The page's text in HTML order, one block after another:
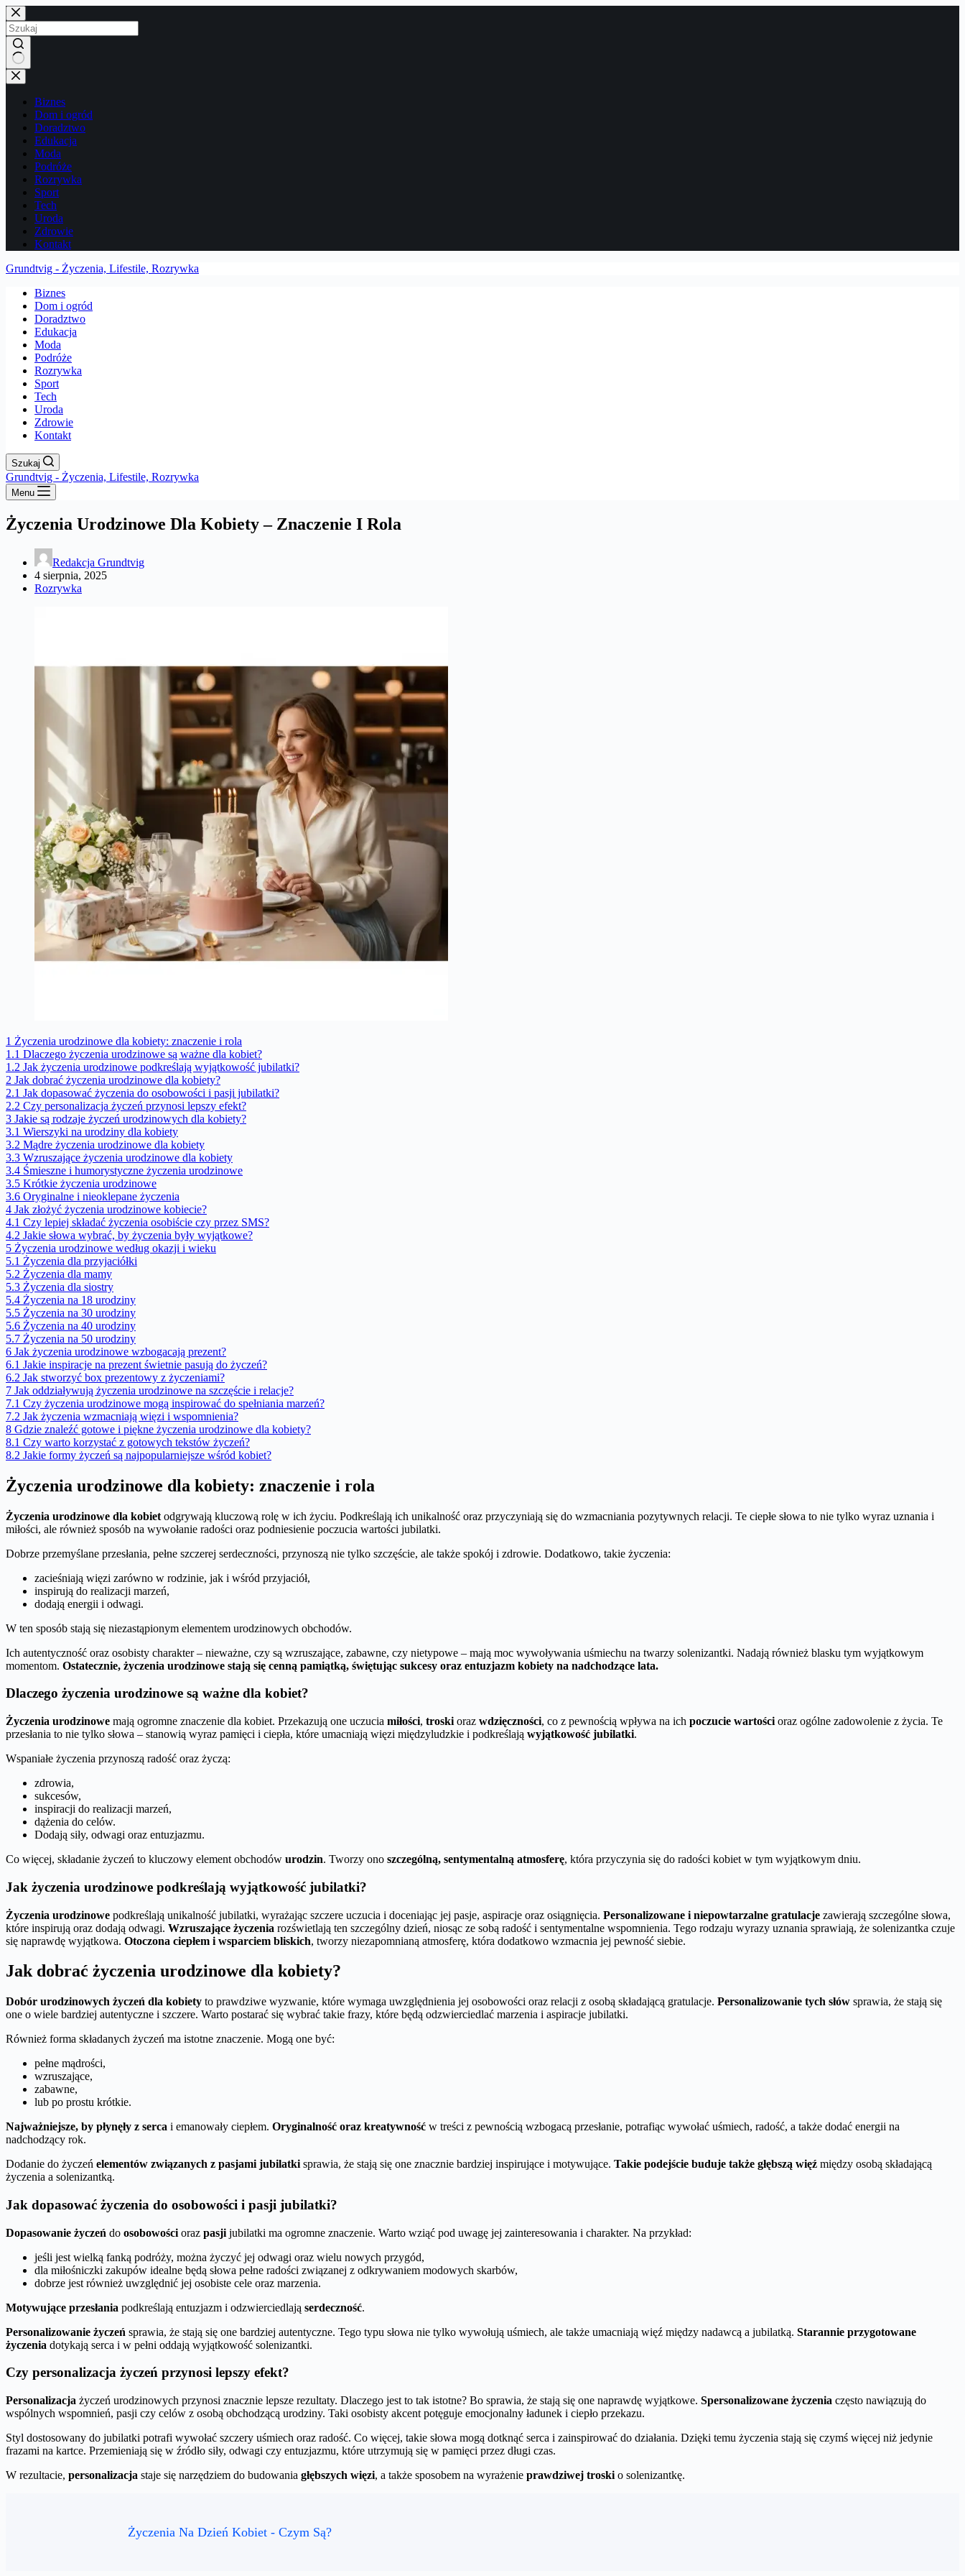
Przejdź
do
treści
Brak
wyników
Biznes
Dom i ogród
Doradztwo
Edukacja
Moda
Podróże
Rozrywka
Sport
Tech
Uroda
Zdrowie
Kontakt
Grundtvig - Życzenia, Lifestile, Rozrywka
Biznes
Dom i ogród
Doradztwo
Edukacja
Moda
Podróże
Rozrywka
Sport
Tech
Uroda
Zdrowie
Kontakt
Szukaj
Grundtvig - Życzenia, Lifestile, Rozrywka
Menu
Życzenia Urodzinowe Dla Kobiety – Znaczenie I Rola
Redakcja Grundtvig
4 sierpnia, 2025
Rozrywka
1 Życzenia urodzinowe dla kobiety: znaczenie i rola
1.1 Dlaczego życzenia urodzinowe są ważne dla kobiet?
1.2 Jak życzenia urodzinowe podkreślają wyjątkowość jubilatki?
2 Jak dobrać życzenia urodzinowe dla kobiety?
2.1 Jak dopasować życzenia do osobowości i pasji jubilatki?
2.2 Czy personalizacja życzeń przynosi lepszy efekt?
3 Jakie są rodzaje życzeń urodzinowych dla kobiety?
3.1 Wierszyki na urodziny dla kobiety
3.2 Mądre życzenia urodzinowe dla kobiety
3.3 Wzruszające życzenia urodzinowe dla kobiety
3.4 Śmieszne i humorystyczne życzenia urodzinowe
3.5 Krótkie życzenia urodzinowe
3.6 Oryginalne i nieoklepane życzenia
4 Jak złożyć życzenia urodzinowe kobiecie?
4.1 Czy lepiej składać życzenia osobiście czy przez SMS?
4.2 Jakie słowa wybrać, by życzenia były wyjątkowe?
5 Życzenia urodzinowe według okazji i wieku
5.1 Życzenia dla przyjaciółki
5.2 Życzenia dla mamy
5.3 Życzenia dla siostry
5.4 Życzenia na 18 urodziny
5.5 Życzenia na 30 urodziny
5.6 Życzenia na 40 urodziny
5.7 Życzenia na 50 urodziny
6 Jak życzenia urodzinowe wzbogacają prezent?
6.1 Jakie inspiracje na prezent świetnie pasują do życzeń?
6.2 Jak stworzyć box prezentowy z życzeniami?
7 Jak oddziaływują życzenia urodzinowe na szczęście i relacje?
7.1 Czy życzenia urodzinowe mogą inspirować do spełniania marzeń?
7.2 Jak życzenia wzmacniają więzi i wspomnienia?
8 Gdzie znaleźć gotowe i piękne życzenia urodzinowe dla kobiety?
8.1 Czy warto korzystać z gotowych tekstów życzeń?
8.2 Jakie formy życzeń są najpopularniejsze wśród kobiet?
Życzenia urodzinowe dla kobiety: znaczenie i rola
Życzenia urodzinowe dla kobiet odgrywają kluczową rolę w ich życiu. Podkreślają ich unikalność oraz przyczyniają się do wzmacniania pozytywnych relacji. Te ciepłe słowa to nie tylko wyraz uznania i
miłości, ale również sposób na wywołanie radości oraz podniesienie poczucia wartości jubilatki.
Dobrze przemyślane przesłania, pełne szczerej serdeczności, przynoszą nie tylko szczęście, ale także spokój i zdrowie. Dodatkowo, takie życzenia:
zacieśniają więzi zarówno w rodzinie, jak i wśród przyjaciół,
inspirują do realizacji marzeń,
dodają energii i odwagi.
W ten sposób stają się niezastąpionym elementem urodzinowych obchodów.
Ich autentyczność oraz osobisty charakter – nieważne, czy są wzruszające, zabawne, czy nietypowe – mają moc wywoływania uśmiechu na twarzy solenizantki. Nadają również blasku tym wyjątkowym
momentom. Ostatecznie, życzenia urodzinowe stają się cenną pamiątką, świętując sukcesy oraz entuzjazm kobiety na nadchodzące lata.
Dlaczego życzenia urodzinowe są ważne dla kobiet?
Życzenia urodzinowe mają ogromne znaczenie dla kobiet. Przekazują one uczucia miłości, troski oraz wdzięczności, co z pewnością wpływa na ich poczucie wartości oraz ogólne zadowolenie z życia. Te
przesłania to nie tylko słowa – stanowią wyraz pamięci i ciepła, które umacniają więzi międzyludzkie i podkreślają wyjątkowość jubilatki.
Wspaniałe życzenia przynoszą radość oraz życzą:
zdrowia,
sukcesów,
inspiracji do realizacji marzeń,
dążenia do celów.
Dodają siły, odwagi oraz entuzjazmu.
Co więcej, składanie życzeń to kluczowy element obchodów urodzin. Tworzy ono szczególną, sentymentalną atmosferę, która przyczynia się do radości kobiet w tym wyjątkowym dniu.
Jak życzenia urodzinowe podkreślają wyjątkowość jubilatki?
Życzenia urodzinowe podkreślają unikalność jubilatki, wyrażając szczere uczucia i doceniając jej pasje, aspiracje oraz osiągnięcia. Personalizowane i niepowtarzalne gratulacje zawierają szczególne słowa,
które inspirują oraz dodają odwagi. Wzruszające życzenia rozświetlają ten szczególny dzień, niosąc ze sobą radość i sentymentalne wspomnienia. Tego rodzaju wyrazy uznania sprawiają, że solenizantka czuje
się naprawdę wyjątkowa. Otoczona ciepłem i wsparciem bliskich, tworzy niezapomnianą atmosferę, która dodatkowo wzmacnia jej pewność siebie.
Jak dobrać życzenia urodzinowe dla kobiety?
Dobór urodzinowych życzeń dla kobiety to prawdziwe wyzwanie, które wymaga uwzględnienia jej osobowości oraz relacji z osobą składającą gratulacje. Personalizowanie tych słów sprawia, że stają się
one o wiele bardziej autentyczne i szczere. Warto postarać się wybrać takie frazy, które będą odzwierciedlać marzenia i aspiracje jubilatki.
Również forma składanych życzeń ma istotne znaczenie. Mogą one być:
pełne mądrości,
wzruszające,
zabawne,
lub po prostu krótkie.
Najważniejsze, by płynęły z serca i emanowały ciepłem. Oryginalność oraz kreatywność w treści z pewnością wzbogacą przesłanie, potrafiąc wywołać uśmiech, radość, a także dodać energii na
nadchodzący rok.
Dodanie do życzeń elementów związanych z pasjami jubilatki sprawia, że stają się one znacznie bardziej inspirujące i motywujące. Takie podejście buduje także głębszą więź między osobą składającą
życzenia a solenizantką.
Jak dopasować życzenia do osobowości i pasji jubilatki?
Dopasowanie życzeń do osobowości oraz pasji jubilatki ma ogromne znaczenie. Warto wziąć pod uwagę jej zainteresowania i charakter. Na przykład:
jeśli jest wielką fanką podróży, można życzyć jej odwagi oraz wielu nowych przygód,
dla miłośniczki zakupów idealne będą słowa pełne radości związanej z odkrywaniem modowych skarbów,
dobrze jest również uwzględnić jej osobiste cele oraz marzenia.
Motywujące przesłania podkreślają entuzjazm i odzwierciedlają serdeczność.
Personalizowanie życzeń sprawia, że stają się one bardziej autentyczne. Tego typu słowa nie tylko wywołują uśmiech, ale także umacniają więź między nadawcą a jubilatką. Starannie przygotowane
życzenia dotykają serca i w pełni oddają wyjątkowość solenizantki.
Czy personalizacja życzeń przynosi lepszy efekt?
Personalizacja życzeń urodzinowych przynosi znacznie lepsze rezultaty. Dlaczego jest to tak istotne? Bo sprawia, że stają się one naprawdę wyjątkowe. Spersonalizowane życzenia często nawiązują do
wspólnych wspomnień, pasji czy celów z osobą obchodzącą urodziny. Taki osobisty akcent potęguje emocjonalny ładunek i ciepło przekazu.
Styl dostosowany do jubilatki potrafi wywołać szczery uśmiech oraz radość. Co więcej, takie słowa mogą dotknąć serca i zainspirować do działania. Dzięki temu życzenia stają się czymś więcej niż jedynie
frazami na kartce. Przemieniają się w źródło siły, odwagi czy entuzjazmu, które utrzymują się w pamięci przez długi czas.
W rezultacie, personalizacja staje się narzędziem do budowania głębszych więzi, a także sposobem na wyrażenie prawdziwej troski o solenizantkę.
Życzenia Na Dzień Kobiet - Czym Są?